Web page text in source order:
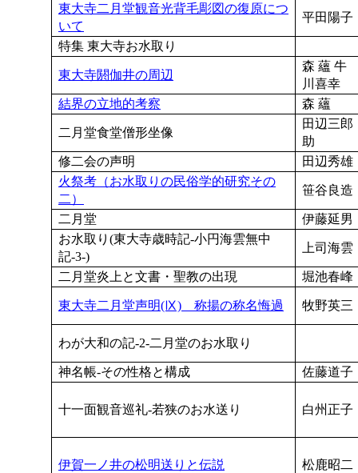
東大寺二月堂観音光背毛彫図の復原につ
いて
平田陽子
特集 東大寺お水取り
東大寺閼伽井の周辺
森 蘊 牛
川喜幸
結界の立地的考察
森 蘊
二月堂食堂僧形坐像
田辺三郎
助
修二会の声明
田辺秀雄
火祭考（お水取りの民俗学的研究その
二）
笹谷良造
二月堂
伊藤延男
お水取り(東大寺歳時記-小円海雲無中
記-3-)
上司海雲
二月堂炎上と文書・聖教の出現 堀池春峰
東大寺二月堂声明(Ⅸ) 称揚の称名悔過 牧野英三
わが大和の記-2-二月堂のお水取り
神名帳-その性格と構成 佐藤道子
十一面観音巡礼-若狭のお水送り 白州正子
伊賀一ノ井の松明送りと伝説 松鹿昭二